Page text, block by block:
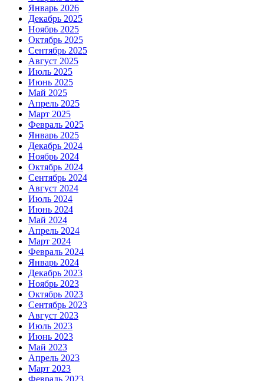
Январь 2026
Декабрь 2025
Ноябрь 2025
Октябрь 2025
Сентябрь 2025
Август 2025
Июль 2025
Июнь 2025
Май 2025
Апрель 2025
Март 2025
Февраль 2025
Январь 2025
Декабрь 2024
Ноябрь 2024
Октябрь 2024
Сентябрь 2024
Август 2024
Июль 2024
Июнь 2024
Май 2024
Апрель 2024
Март 2024
Февраль 2024
Январь 2024
Декабрь 2023
Ноябрь 2023
Октябрь 2023
Сентябрь 2023
Август 2023
Июль 2023
Июнь 2023
Май 2023
Апрель 2023
Март 2023
Февраль 2023